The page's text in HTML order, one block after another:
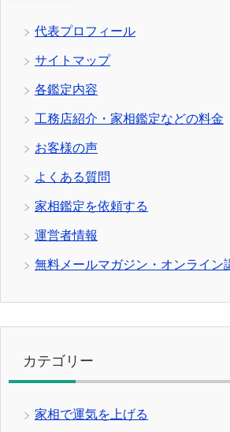
代表プロフィール
サイトマップ
各鑑定内容
工務店紹介・家相鑑定などの料金
お客様の声
よくある質問
家相鑑定を依頼する
運営者情報
無料メールマガジン・オンライン
カテゴリー
家相で運気を上げる